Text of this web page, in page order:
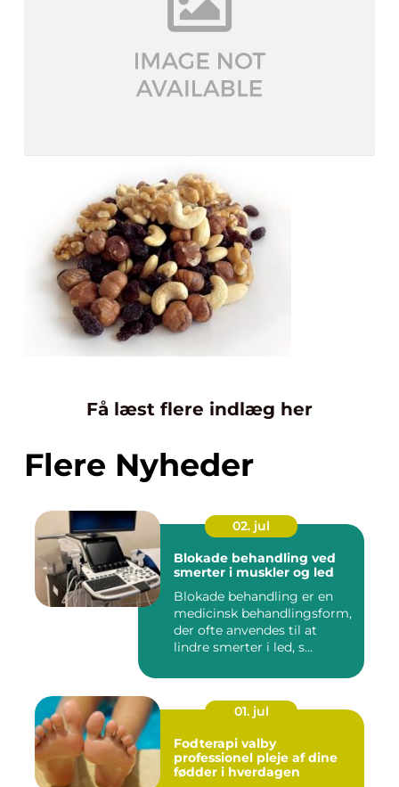
Få læst flere indlæg her
Flere Nyheder
02. jul
Blokade behandling ved
smerter i muskler og led
Blokade behandling er en
medicinsk behandlingsform,
der ofte anvendes til at
lindre smerter i led, s...
01. jul
Fodterapi valby
professionel pleje af dine
fødder i hverdagen